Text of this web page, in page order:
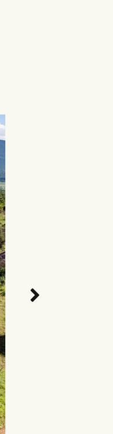
NÄCHSTES
BILD